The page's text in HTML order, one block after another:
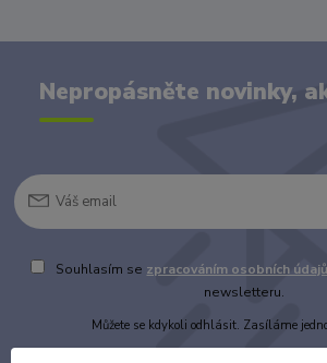
Nepropásněte novinky,
Souhlasím se zpracováním osobních údajů
newsletteru.
Můžete se kdykoli odhlásit. Zasíláme